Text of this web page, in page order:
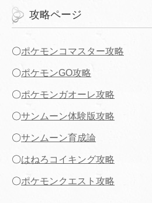
攻略ページ
〇ポケモンコマスター攻略
〇ポケモンGO攻略
〇ポケモンガオーレ攻略
〇サンムーン体験版攻略
〇サンムーン育成論
〇はねろコイキング攻略
〇ポケモンクエスト攻略